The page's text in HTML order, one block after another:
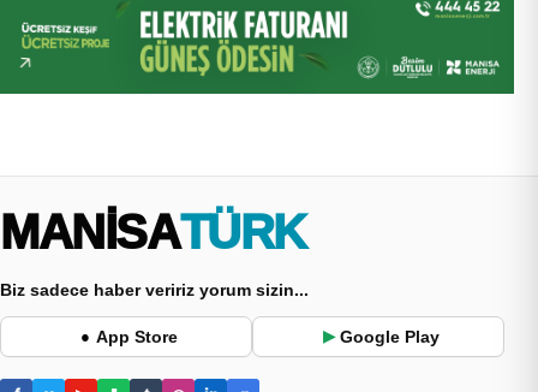
MANİSA TÜRK
Biz sadece haber veririz yorum sizin...
● App Store ▶ Google Play